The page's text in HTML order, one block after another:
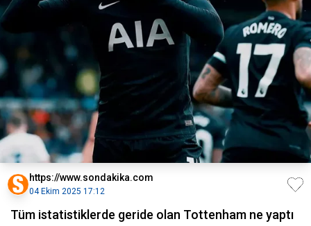
https://www.sondakika.com
04 Ekim 2025 17:12
Tüm istatistiklerde geride olan Tottenham ne yaptı